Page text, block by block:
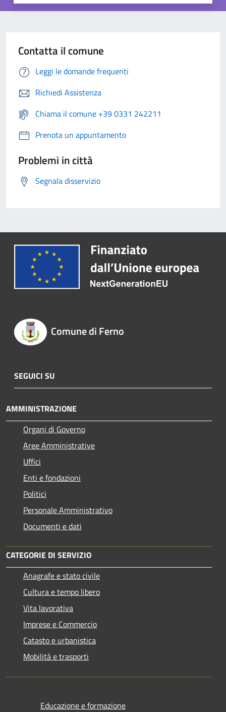
Contatta il comune
Leggi le domande frequenti
Richiedi Assistenza
Chiama il comune +39 0331 242211
Prenota un appuntamento
Problemi in città
Segnala disservizio
Comune di Ferno
SEGUICI SU
AMMINISTRAZIONE
Organi di Governo
Aree Amministrative
Uffici
Enti e fondazioni
Politici
Personale Amministrativo
Documenti e dati
CATEGORIE DI SERVIZIO
Anagrafe e stato civile
Cultura e tempo libero
Vita lavorativa
Imprese e Commercio
Catasto e urbanistica
Mobilità e trasporti
Educazione e formazione